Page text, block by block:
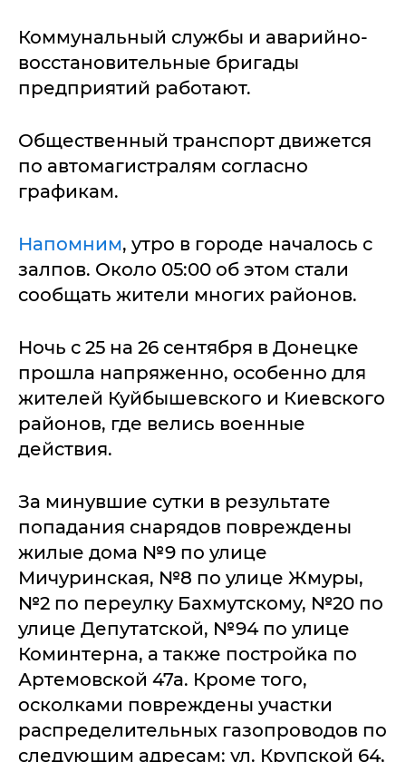
Коммунальный службы и аварийно-
восстановительные бригады
предприятий работают.
Общественный транспорт движется
по автомагистралям согласно
графикам.
Напомним, утро в городе началось с
залпов. Около 05:00 об этом стали
сообщать жители многих районов.
Ночь с 25 на 26 сентября в Донецке
прошла напряженно, особенно для
жителей Куйбышевского и Киевского
районов, где велись военные
действия.
За минувшие сутки в результате
попадания снарядов повреждены
жилые дома №9 по улице
Мичуринская, №8 по улице Жмуры,
№2 по переулку Бахмутскому, №20 по
улице Депутатской, №94 по улице
Коминтерна, а также постройка по
Артемовской 47а. Кроме того,
осколками повреждены участки
распределительных газопроводов по
следующим адресам: ул. Крупской 64,